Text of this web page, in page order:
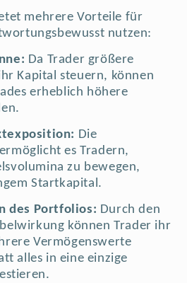
mehrere Vorteile für
nutzen:
Da Trader größere
Kapital steuern, können
erheblich höhere
Die
es Tradern,
zu bewegen,
Startkapital.
des Portfolios: Durch den
können Trader ihr
Vermögenswerte
alles in eine einzige